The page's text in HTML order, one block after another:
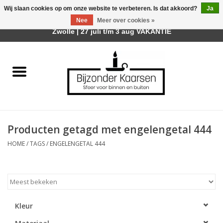
Räder Design Stories
Geurkaarsen
Producten getagd met engelengetal 444
HOME/TAGS/ ENGELENGETAL 444
Kleur
Wij slaan cookies op om onze website te verbeteren. Is dat akkoord?
Ja
Nee
Meer over cookies »
Afhalen is mogelijk bij mijn winkel Trotz | Belvederelaan 107
Zwolle | 27 juli t/m 3 aug VAKANTIE